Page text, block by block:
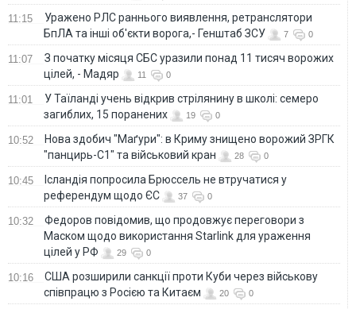
11:15
Уражено РЛС раннього виявлення, ретранслятори
БпЛА та інші об'єкти ворога,- Генштаб ЗСУ
7 0
11:07
З початку місяця СБС уразили понад 11 тисяч ворожих
цілей, - Мадяр
11 0
11:01
У Таїланді учень відкрив стрілянину в школі: семеро
загиблих, 15 поранених
19 0
10:52
Нова здобич "Маґури": в Криму знищено ворожий ЗРГК
"панцирь-С1" та військовий кран
28 0
10:45
Ісландія попросила Брюссель не втручатися у
референдум щодо ЄС
37 0
10:32
Федоров повідомив, що продовжує переговори з
Маском щодо використання Starlink для ураження
цілей у РФ
29 0
10:16
США розширили санкції проти Куби через військову
співпрацю з Росією та Китаєм
20 0